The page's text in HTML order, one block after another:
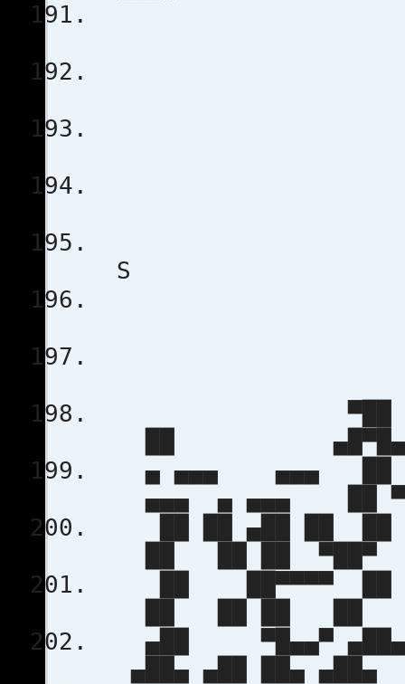
██
▄ ▄▄▄ ▄▄▄
▄▄▄ ▄ ▄▄▄ ██
██ ██ ▄██ ██ ██
██ ██ ██ ▀██▀
██ ██▀▀▀▀ ██
▄██ ▀█▄▄▀ ▄██▄
▄██▄ ▄██ ██▄